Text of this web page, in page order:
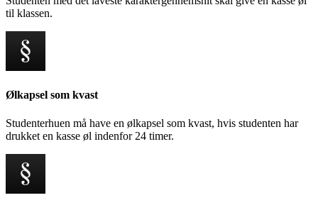
til klassen.
Ølkapsel som kvast
Studenterhuen må have en ølkapsel som kvast, hvis studenten har
drukket en kasse øl indenfor 24 timer.